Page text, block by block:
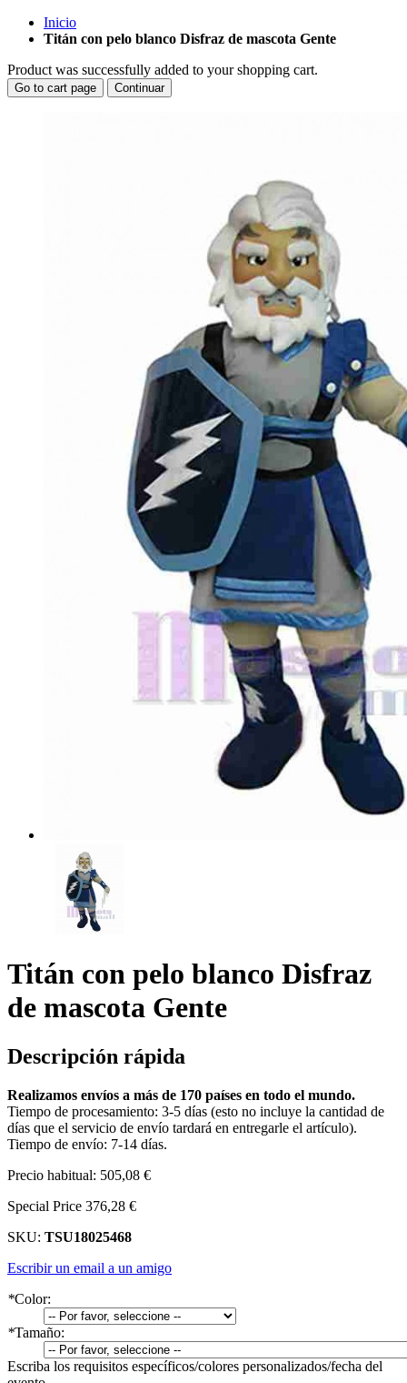
Inicio
Titán con pelo blanco Disfraz de mascota Gente
Product was successfully added to your shopping cart.
Go to cart page Continuar
Titán con pelo blanco Disfraz
de mascota Gente
Descripción rápida
Realizamos envíos a más de 170 países en todo el mundo.
Tiempo de procesamiento: 3-5 días (esto no incluye la cantidad de
días que el servicio de envío tardará en entregarle el artículo).
Tiempo de envío: 7-14 días.
Precio habitual: 505,08 €
Special Price 376,28 €
SKU: TSU18025468
Escribir un email a un amigo
*Color:
*Tamaño:
Escriba los requisitos específicos/colores personalizados/fecha del